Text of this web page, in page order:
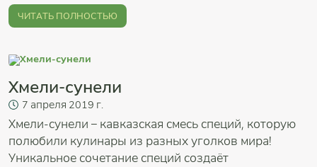
ЧИТАТЬ ПОЛНОСТЬЮ
Хмели-сунели
7 апреля 2019 г.
Хмели-сунели – кавказская смесь специй, которую
полюбили кулинары из разных уголков мира!
Уникальное сочетание специй создаёт